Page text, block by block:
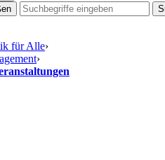
für Alle›
›